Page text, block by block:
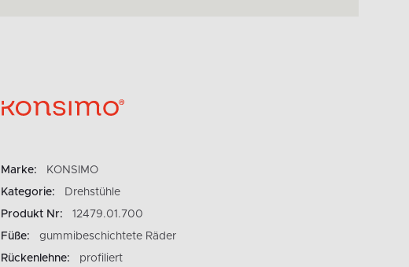
Marke:
KONSIMO
Kategorie:
Drehstühle
Produkt Nr:
12479.01.700
Füße:
gummibeschichtete Räder
Rückenlehne:
profiliert